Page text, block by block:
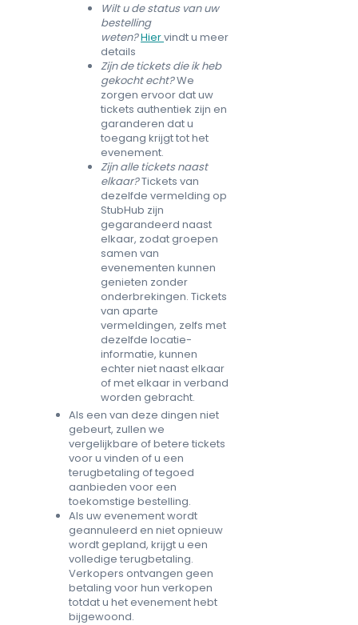
Wilt u de status van uw
bestelling
weten?Hiervindt u meer
details
Zijn de tickets die ik heb
gekocht echt?We
zorgen ervoor dat uw
tickets authentiek zijn en
garanderen dat u
toegang krijgt tot het
evenement.
Zijn alle tickets naast
elkaar?Tickets van
dezelfde vermelding op
StubHub zijn
gegarandeerd naast
elkaar, zodat groepen
samen van
evenementen kunnen
genieten zonder
onderbrekingen. Tickets
van aparte
vermeldingen, zelfs met
dezelfde locatie-
informatie, kunnen
echter niet naast elkaar
of met elkaar in verband
worden gebracht.
Als een van deze dingen niet
gebeurt, zullen we
vergelijkbare of betere tickets
voor u vinden of u een
terugbetaling of tegoed
aanbieden voor een
toekomstige bestelling.
Als uw evenement wordt
geannuleerd en niet opnieuw
wordt gepland, krijgt u een
volledige terugbetaling.
Verkopers ontvangen geen
betaling voor hun verkopen
totdat u het evenement hebt
bijgewoond.